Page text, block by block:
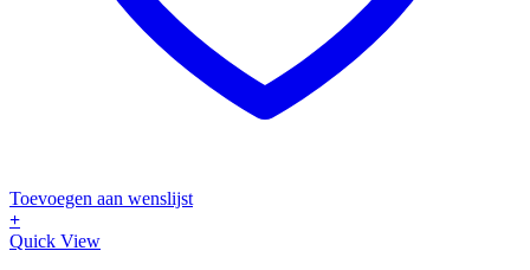
Toevoegen aan wenslijst
+
Quick View